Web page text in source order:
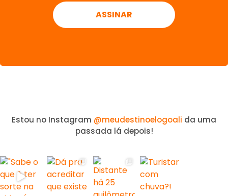
Estou no Instagram @meudestinoelogoali da uma
passada lá depois!